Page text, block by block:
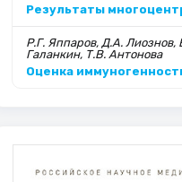
Результаты
Р.Г. Яппаров, Д.А. Лиознов,
Галанкин, Т.В. Антонова
Оценка